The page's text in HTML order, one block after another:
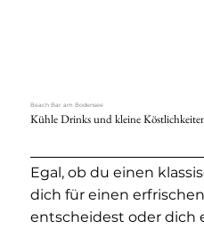
Beach Bar am Bodensee
Kühle Drinks und kleine
Egal, ob du einen
dich für einen
entscheidest oder dich